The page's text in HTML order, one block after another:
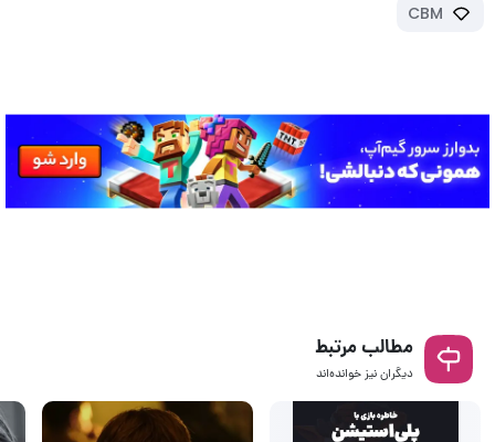
CBM
مطالب مرتبط
دیگران نیز خوانده‌اند